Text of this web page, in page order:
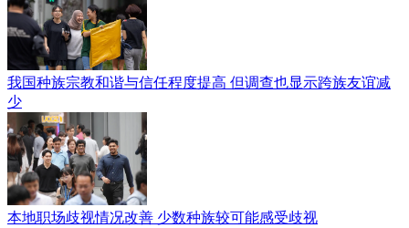
我国种族宗教和谐与信任程度提高 但调查也显示跨族友谊减
少
本地职场歧视情况改善 少数种族较可能感受歧视